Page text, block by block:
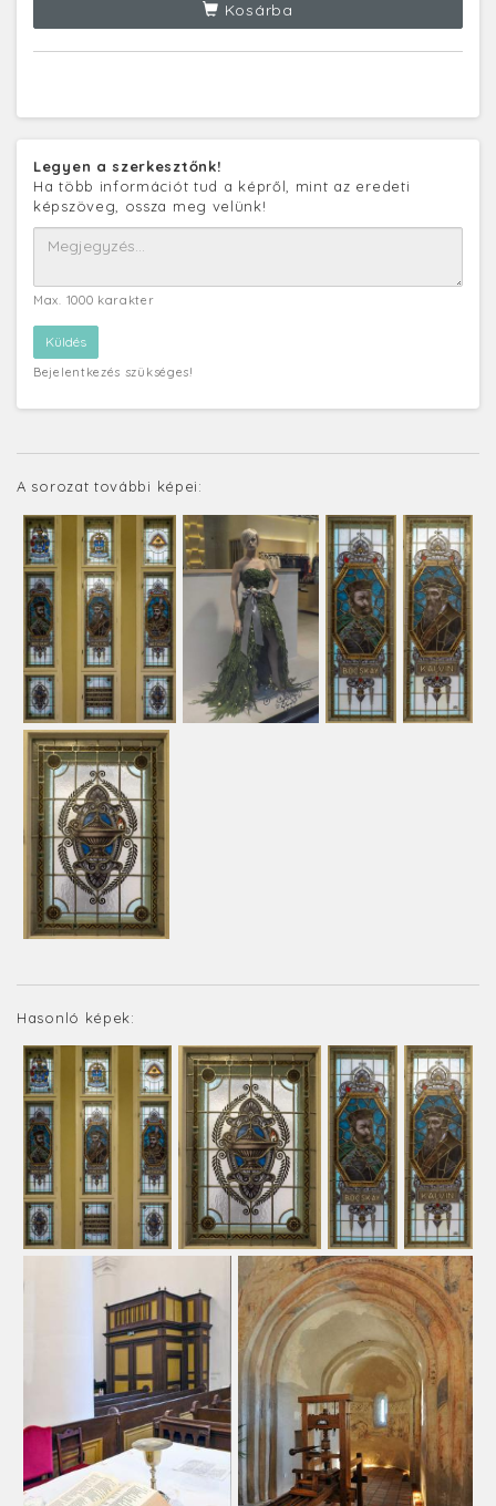
Kosárba
Legyen a szerkesztőnk!
Ha több információt tud a képről, mint az eredeti
képszöveg, ossza meg velünk!
Max. 1000 karakter
Bejelentkezés szükséges!
A sorozat további képei:
Hasonló képek: